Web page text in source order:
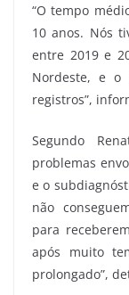
“O tempo
10 anos. Nós
entre 2019 e
Nordeste, e o
registros”,
Segundo
problemas
e o
não
para
após muito
prolongado”,